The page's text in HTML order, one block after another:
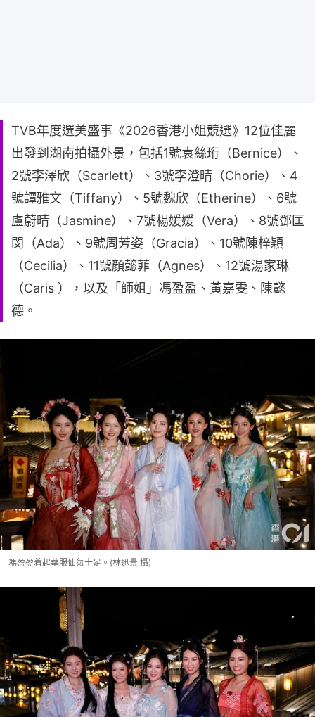
TVB年度選美盛事《2026香港小姐競選》12位佳麗
出發到湖南拍攝外景，包括1號袁絲珩（Bernice）、
2號李澤欣（Scarlett）、3號李澄晴（Chorie）、4
號譚雅文（Tiffany）、5號魏欣（Etherine）、6號
盧蔚晴（Jasmine）、7號楊媛媛（Vera）、8號鄧匡
閔（Ada）、9號周芳姿（Gracia）、10號陳梓穎
（Cecilia）、11號顏懿菲（Agnes）、12號湯家琳
（Caris ），以及「師姐」馮盈盈、黃嘉雯、陳懿
德。
馮盈盈着起華服仙氣十足。(林迅景 攝)